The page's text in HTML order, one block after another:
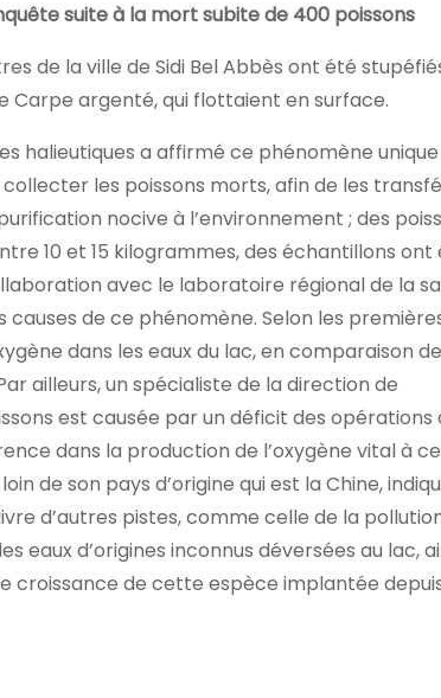
enquête suite à la mort subite de 400 poissons
de la ville de Sidi Bel Abbès ont été
Carpe argenté, qui flottaient en surface.
halieutiques a affirmé ce phénomène unique
les poissons morts, afin de les
nocive à l’environnement ; des
10 et 15 kilogrammes, des échantillons ont
avec le laboratoire régional de la
de ce phénomène. Selon les
dans les eaux du lac, en comparaison
ailleurs, un spécialiste de la direction de
est causée par un déficit des opérations
dans la production de l’oxygène vital à
de son pays d’origine qui est la Chine,
d’autres pistes, comme celle de la
eaux d’origines inconnus déversées au lac,
croissance de cette espèce implantée